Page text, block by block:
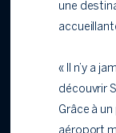
une
« Il n’y a
découvrir
Grâce à